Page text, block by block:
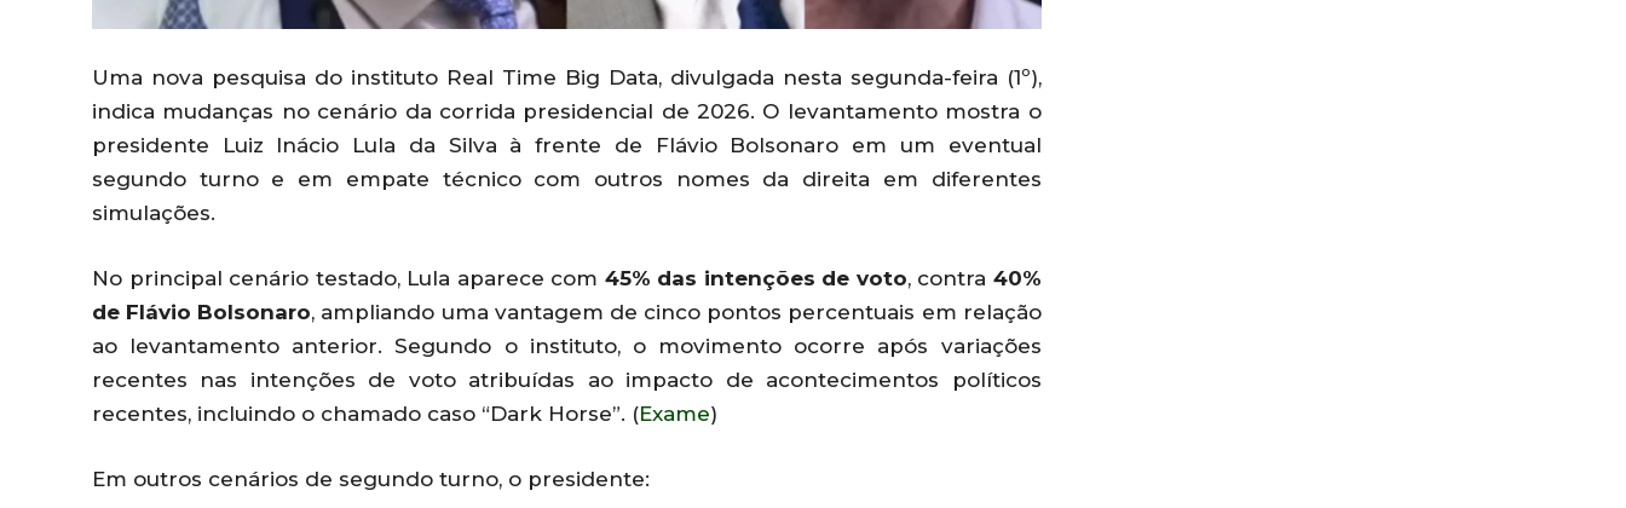
Uma nova pesquisa do instituto Real Time Big Data, divulgada nesta segunda-feira (1º),
indica mudanças no cenário da corrida presidencial de 2026. O levantamento mostra o
presidente Luiz Inácio Lula da Silva à frente de Flávio Bolsonaro em um eventual
segundo turno e em empate técnico com outros nomes da direita em diferentes
simulações.
No principal cenário testado, Lula aparece com 45% das intenções de voto, contra 40%
de Flávio Bolsonaro, ampliando uma vantagem de cinco pontos percentuais em relação
ao levantamento anterior. Segundo o instituto, o movimento ocorre após variações
recentes nas intenções de voto atribuídas ao impacto de acontecimentos políticos
recentes, incluindo o chamado caso “Dark Horse”. (Exame)
Em outros cenários de segundo turno, o presidente: